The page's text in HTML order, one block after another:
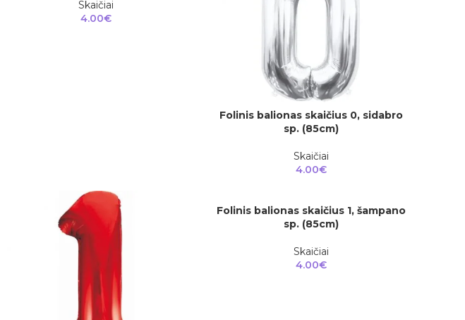
Skaičiai
4.00€
Į KREPŠELĮ
Folinis balionas skaičius 0, sidabro
sp. (85cm)
Skaičiai
4.00€
Į KREPŠELĮ
Folinis balionas skaičius 1, šampano
sp. (85cm)
Skaičiai
4.00€